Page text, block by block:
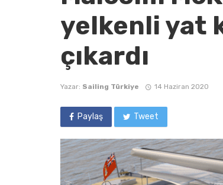
yelkenli yat
çıkardı
Yazar: Sailing Türkiye 14 Haziran 2020
Paylaş Tweet